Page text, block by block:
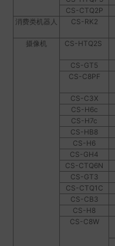
CS-CTQ2P
消费类机器人
CS-RK2
摄像机
CS-HTQ2S
CS-GT5
CS-C8PF
CS-C3X
CS-H6c
CS-H7c
CS-HB8
CS-H6
CS-GH4
CS-CTQ6N
CS-GT3
CS-CTQ1C
CS-CB3
CS-H8
CS-C8W